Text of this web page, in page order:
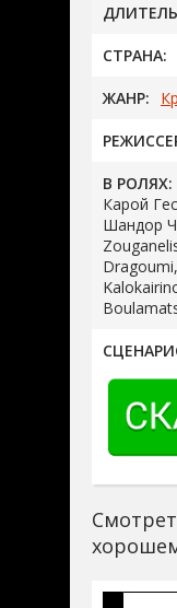
СТРАНА:
ЖАНР:
В РОЛЯХ:
Карой
Шандор